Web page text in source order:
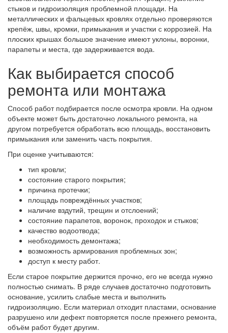
стыков и гидроизоляция проблемной площади. На
металлических и фальцевых кровлях отдельно проверяются
крепёж, швы, кромки, примыкания и участки с коррозией. На
плоских крышах большое значение имеют уклоны, воронки,
парапеты и места, где задерживается вода.
Как выбирается способ
ремонта или монтажа
Способ работ подбирается после осмотра кровли. На одном
объекте может быть достаточно локального ремонта, на
другом потребуется обработать всю площадь, восстановить
примыкания или заменить часть покрытия.
При оценке учитываются:
тип кровли;
состояние старого покрытия;
причина протечки;
площадь повреждённых участков;
наличие вздутий, трещин и отслоений;
состояние парапетов, воронок, проходок и стыков;
качество водоотвода;
необходимость демонтажа;
возможность армирования проблемных зон;
доступ к месту работ.
Если старое покрытие держится прочно, его не всегда нужно
полностью снимать. В ряде случаев достаточно подготовить
основание, усилить слабые места и выполнить
гидроизоляцию. Если материал отходит пластами, основание
разрушено или дефект повторяется после прежнего ремонта,
объём работ будет другим.